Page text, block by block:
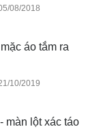
của Hoa
21/10/2025
08/2018
áo tắm ra
10/2019
màn lột xác táo